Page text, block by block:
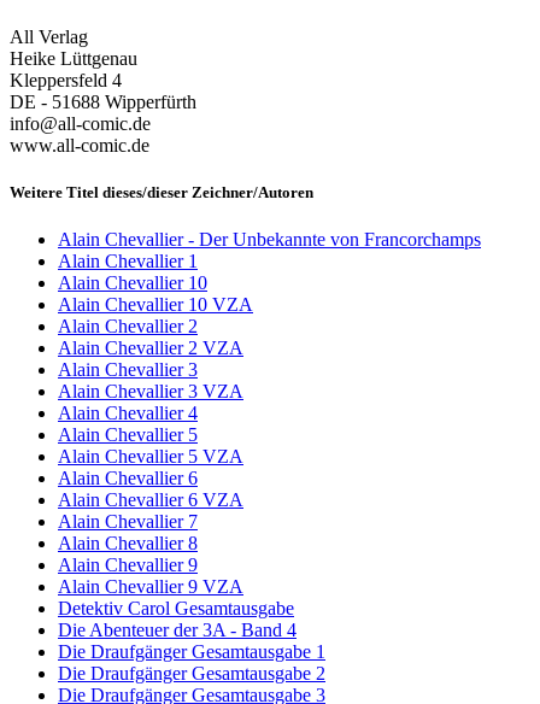
All Verlag
Heike Lüttgenau
Kleppersfeld 4
DE - 51688 Wipperfürth
info@all-comic.de
www.all-comic.de
Weitere Titel dieses/dieser Zeichner/Autoren
Alain Chevallier - Der Unbekannte von Francorchamps
Alain Chevallier 1
Alain Chevallier 10
Alain Chevallier 10 VZA
Alain Chevallier 2
Alain Chevallier 2 VZA
Alain Chevallier 3
Alain Chevallier 3 VZA
Alain Chevallier 4
Alain Chevallier 5
Alain Chevallier 5 VZA
Alain Chevallier 6
Alain Chevallier 6 VZA
Alain Chevallier 7
Alain Chevallier 8
Alain Chevallier 9
Alain Chevallier 9 VZA
Detektiv Carol Gesamtausgabe
Die Abenteuer der 3A - Band 4
Die Draufgänger Gesamtausgabe 1
Die Draufgänger Gesamtausgabe 2
Die Draufgänger Gesamtausgabe 3